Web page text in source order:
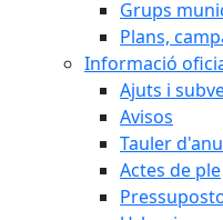
Grups
Plans,
Informació
Ajuts i
Avisos
Tauler
Actes de ple